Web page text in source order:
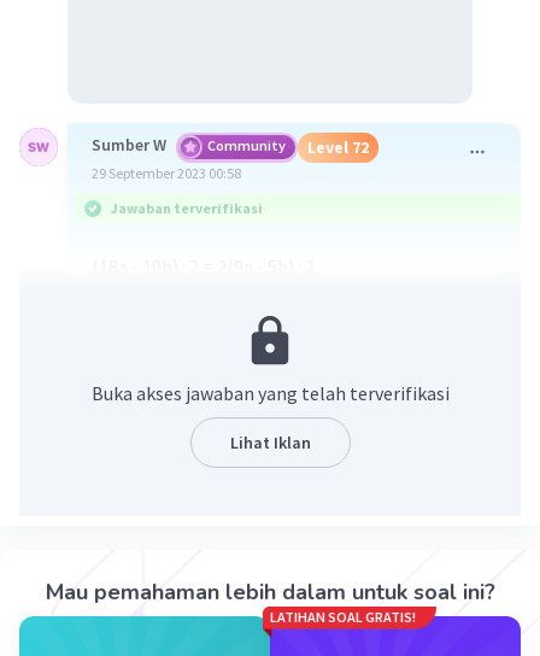
Sumber W Community Level 72
29 September 2023 00:58
Jawaban terverifikasi
Community Level 89
29 September 2023 01:07
Buka akses jawaban yang telah terverifikasi
Lihat Iklan
Mau pemahaman lebih dalam untuk soal ini?
LATIHAN SOAL GRATIS!